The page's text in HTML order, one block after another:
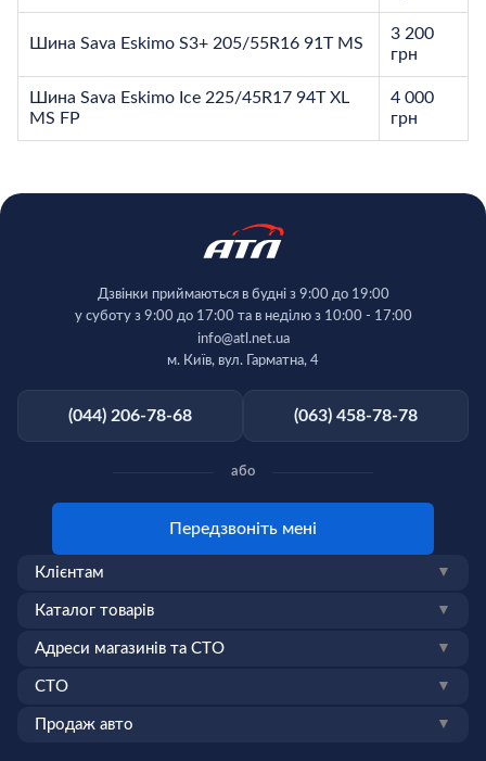
Шина Sava Eskimo S3+ 205/55R16 91T MS
3 200
грн
Шина Sava Eskimo Ice 225/45R17 94T XL
MS FP
4 000
грн
(044) 206-78-68 (063) 458-78-78
Дзвінки приймаються в будні з 9:00 до 19:00
у суботу з 9:00 до 17:00 та в неділю з 10:00 - 17:00
info@atl.net.ua
м. Київ, вул. Гарматна, 4
або
Передзвоніть мені
Клієнтам ▼
Каталог товарів ▼
Адреси магазинів та СТО ▼
СТО ▼
Продаж авто ▼